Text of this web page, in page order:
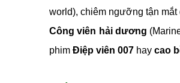
world), chiêm ngưỡng tận mắt
Công viên hải dương
phim Điệp viên 007 hay cao